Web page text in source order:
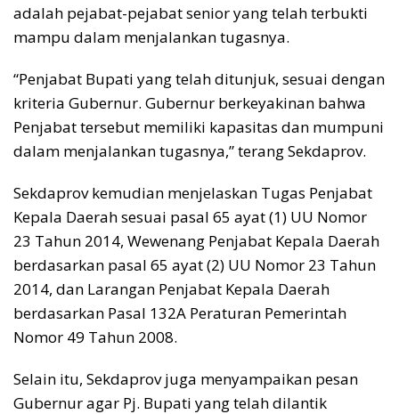
adalah pejabat-pejabat senior yang telah terbukti
mampu dalam menjalankan tugasnya.
“Penjabat Bupati yang telah ditunjuk, sesuai dengan
kriteria Gubernur. Gubernur berkeyakinan bahwa
Penjabat tersebut memiliki kapasitas dan mumpuni
dalam menjalankan tugasnya,” terang Sekdaprov.
Sekdaprov kemudian menjelaskan Tugas Penjabat
Kepala Daerah sesuai pasal 65 ayat (1) UU Nomor
23 Tahun 2014, Wewenang Penjabat Kepala Daerah
berdasarkan pasal 65 ayat (2) UU Nomor 23 Tahun
2014, dan Larangan Penjabat Kepala Daerah
berdasarkan Pasal 132A Peraturan Pemerintah
Nomor 49 Tahun 2008.
Selain itu, Sekdaprov juga menyampaikan pesan
Gubernur agar Pj. Bupati yang telah dilantik